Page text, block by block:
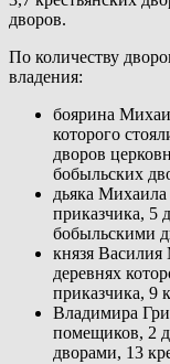
дворов.
По количеству
владения:
боярина
которого
дворов
бобыльских
дьяка
приказчика, 5
бобыльскими
князя Василия
деревнях
приказчика, 9
Владимира
помещиков, 2
дворами, 13